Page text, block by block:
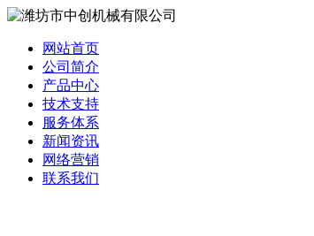
网站首页
公司简介
产品中心
技术支持
服务体系
新闻资讯
网络营销
联系我们